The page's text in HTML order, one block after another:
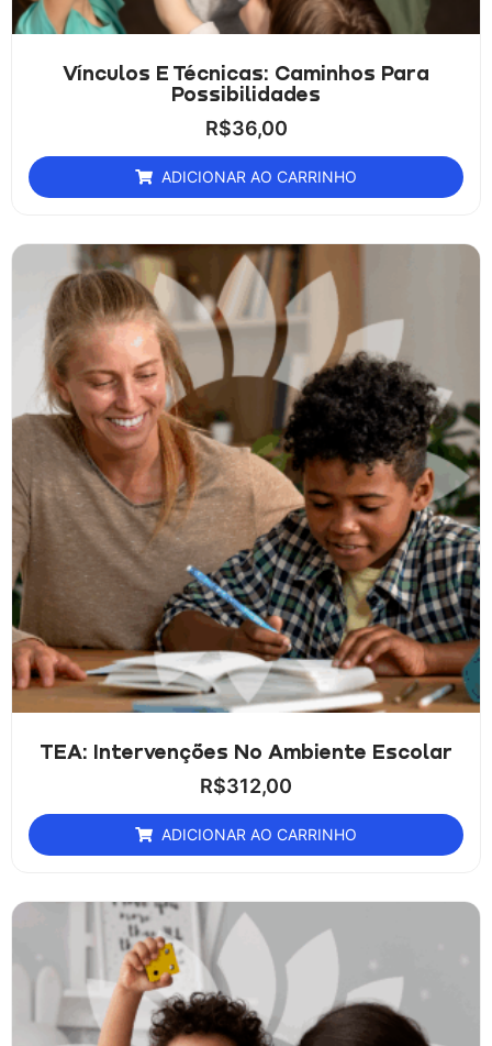
Vínculos E Técnicas: Caminhos Para
Possibilidades
R$36,00
ADICIONAR AO CARRINHO
TEA: Intervenções No Ambiente Escolar
R$312,00
ADICIONAR AO CARRINHO